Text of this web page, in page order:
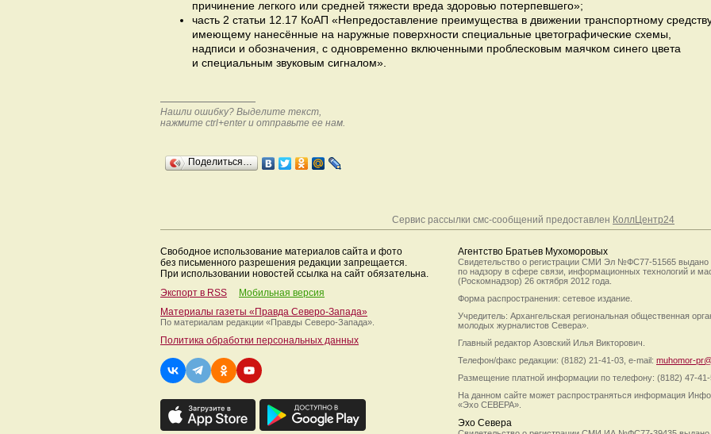
причинение легкого или средней тяжести вреда здоровью потерпевшего»;
часть 2 статьи 12.17 КоАП «Непредоставление преимущества в движении транспортному
имеющему нанесённые на наружные поверхности специальные цветографические схемы,
надписи и обозначения, с одновременно включенными проблесковым маячком синего цвета
и специальным звуковым сигналом».
Нашли ошибку? Выделите текст,
нажмите ctrl+enter и отправьте ее нам.
Поделиться…
Сервис рассылки смс-сообщений предоставлен КоллЦентр24
Свободное использование материалов сайта и фото
без письменного разрешения редакции запрещается.
При использовании новостей ссылка на сайт обязательна.
Экспорт в RSS
Мобильная версия
Материалы газеты «Правда Северо-Запада»
По материалам редакции «Правды Северо-Запада».
Политика обработки персональных данных
Агентство Братьев Мухоморовых
Свидетельство о регистрации СМИ Эл №ФС77-51565 выдано
по надзору в сфере связи, информационных технологий и
(Роскомнадзор) 26 октября 2012 года.
Форма распространения: сетевое издание.
Учредитель: Архангельская региональная общественная
молодых журналистов Севера».
Главный редактор Азовский Илья Викторович.
Телефон/факс редакции: (8182) 21-41-03, e-mail: muhomor-
Размещение платной информации по телефону: (8182) 47-
На данном сайте может распространяться информация
«Эхо СЕВЕРА».
Эхо Севера